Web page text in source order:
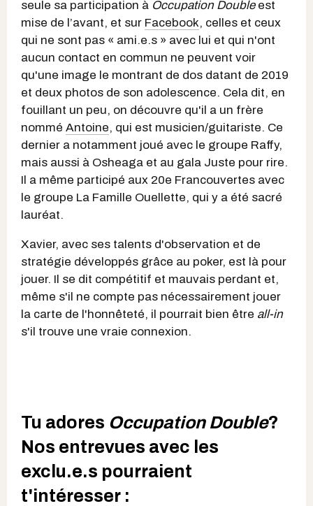
seule sa participation à Occupation Doubleest
mise de l’avant, et sur Facebook, celles et ceux
qui ne sont pas « ami.e.s » avec lui et qui n'ont
aucun contact en commun ne peuvent voir
qu'une image le montrant de dos datant de 2019
et deux photos de son adolescence. Cela dit, en
fouillant un peu, on découvre qu'il a un frère
nommé Antoine, qui est musicien/guitariste. Ce
dernier a notamment joué avec le groupe Raffy,
mais aussi à Osheaga et au gala Juste pour rire.
Il a même participé aux 20e Francouvertes avec
le groupe La Famille Ouellette, qui y a été sacré
lauréat.
Xavier, avec ses talents d'observation et de
stratégie développés grâce au poker, est là pour
jouer. Il se dit compétitif et mauvais perdant et,
même s'il ne compte pas nécessairement jouer
la carte de l'honnêteté, il pourrait bien être all-in
s'il trouve une vraie connexion.
Tu adores Occupation Double?
Nos entrevues avec les
exclu.e.s pourraient
t'intéresser :